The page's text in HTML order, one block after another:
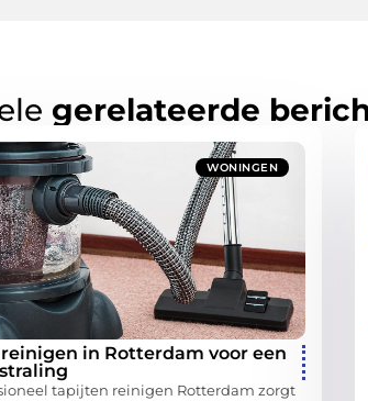
gerelateerde
WONINGEN
in Rotterdam voor een
tapijten reinigen Rotterdam zorgt